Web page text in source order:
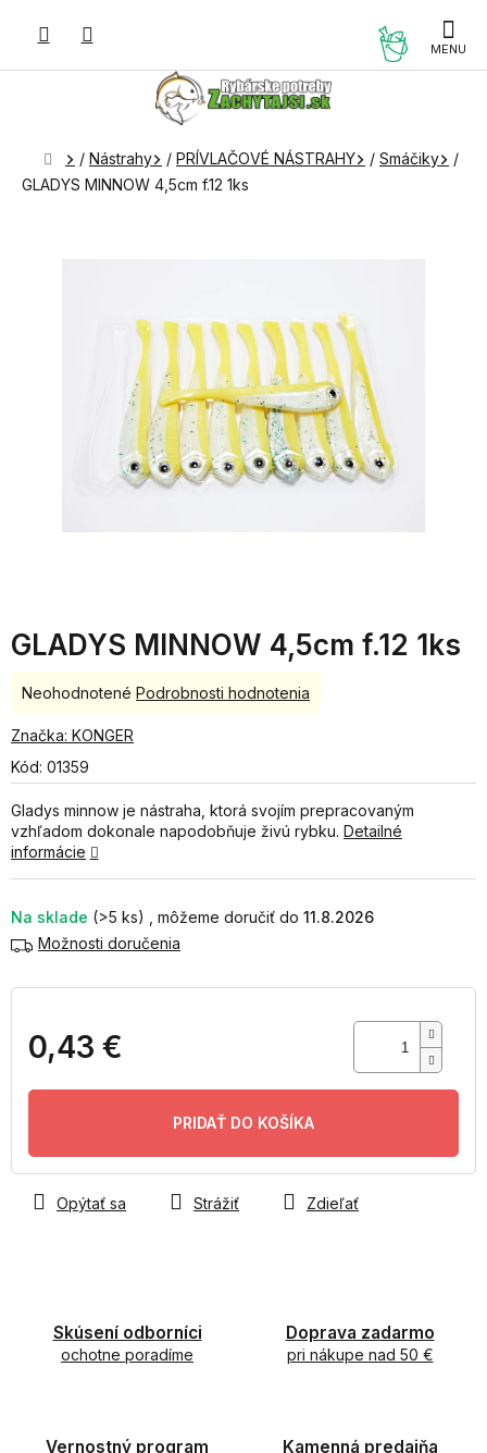
Domov
/ Nástrahy / PRÍVLAČOVÉ NÁSTRAHY / Smáčiky
/
GLADYS MINNOW 4,5cm f.12 1ks
GLADYS MINNOW 4,5cm f.12 1ks
Kód: 01359
Na sklade (>5 ks)
11.8.2026
Možnosti doručenia
0,43 €
PRIDAŤ DO KOŠÍKA
Skúsení odborníci
ochotne poradíme
Doprava zadarmo
pri nákupe nad 50 €
Vernostný program Kamenná predajňa
Gladys minnow je nástraha, ktorá svojím prepracovaným
vzhľadom dokonale napodobňuje živú rybku. Detailné
informácie
Opýtať sa Strážiť Zdieľať
Priemerné
produktu
0,0
5
hviezdičiek.
Neohodnotené Podrobnosti hodnotenia
Značka: KONGER